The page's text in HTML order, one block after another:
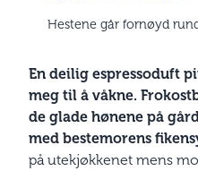
Hestene går fornøyd
En deilig espressoduft
meg til å våkne.
de glade hønene på
med bestemorens
på utekjøkkenet mens